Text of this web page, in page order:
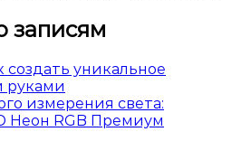
записям
уникальное
руками
измерения света:
Неон RGB Премиум